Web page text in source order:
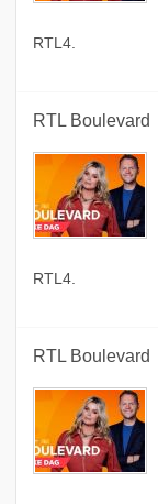
RTL4.
RTL Boulevard
RTL4.
RTL Boulevard